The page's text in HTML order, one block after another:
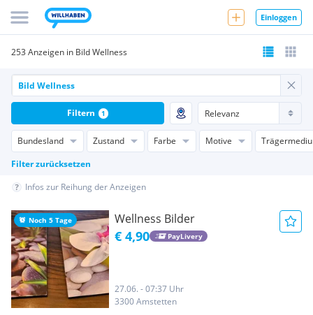
Einloggen
253 Anzeigen in Bild Wellness
Bundesland Zustand Farbe Motive
Filter zurücksetzen
Filtern 1
Infos zur Reihung der Anzeigen
Noch 5 Tage Wellness Bilder
€ 4,90 PayLivery
27.06. - 07:37 Uhr
3300 Amstetten